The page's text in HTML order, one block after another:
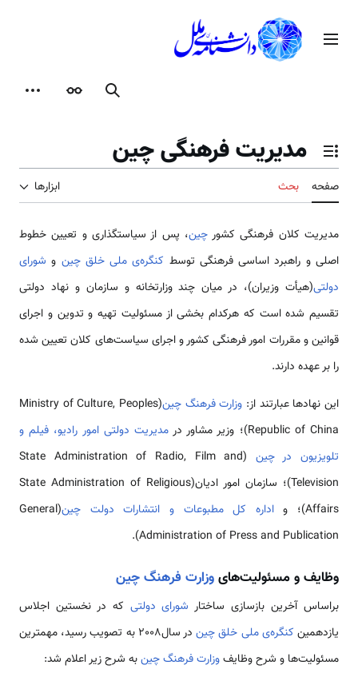
محتوامنوی اصلی
جستجوظاهر
تغییر وضعیت فهرست محتویات
مدیریت فرهنگی چین
صفحه بحث ابزارها
مدیریت کلان فرهنگی کشورچین، پس از سیاستگذاری و تعیین خطوط
اصلی و راهبرد اساسی فرهنگی توسط کنگره­‌ی ملی خلق چین و شورای
دولتی(هیأت وزیران)، در میان چند وزارتخانه و سازمان و نهاد دولتی
تقسیم شده است که هرکدام بخشی از مسئولیت تهیه و تدوین و اجرای
قوانین و مقررات امور فرهنگی کشور و اجرای سیاست­‌های کلان تعیین شده
را بر عهده دارند.
این نهادها عبارتند از: وزارت فرهنگ چین (Ministry of Culture, Peoples
Republic of China)؛ وزیر مشاور در
مدیریت دولتی امور رادیو، فیلم و
تلویزیون در چین
(State Administration of Radio, Film and
Television)؛ سازمان امور ادیان(State Administration of Religious
Affairs)؛ و
اداره کل مطبوعات و انتشارات دولت چین (General
Administration of Press and Publication).
وظایف و مسئولیت­‌هایوزارت فرهنگ چین
براساس آخرین بازسازی ساختار شورای دولتی که در نخستین اجلاس
یازدهمین کنگره‌­ی ملی خلق چین
در سال2008 به تصویب رسید، مهم­ترین
مسئولیت­‌ها و شرح وظایفوزارت فرهنگ چینبه شرح زیر اعلام شد: